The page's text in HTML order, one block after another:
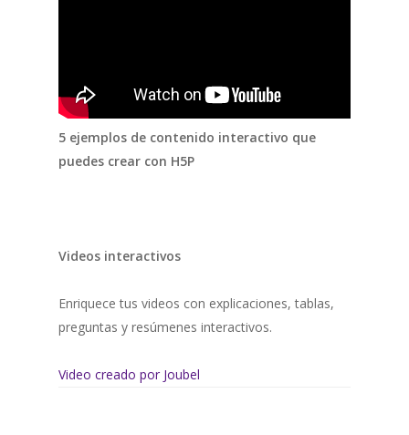
5 ejemplos de contenido interactivo que
puedes crear con H5P
Videos interactivos
Enriquece tus videos con explicaciones, tablas,
preguntas y resúmenes interactivos.
Video creado por Joubel